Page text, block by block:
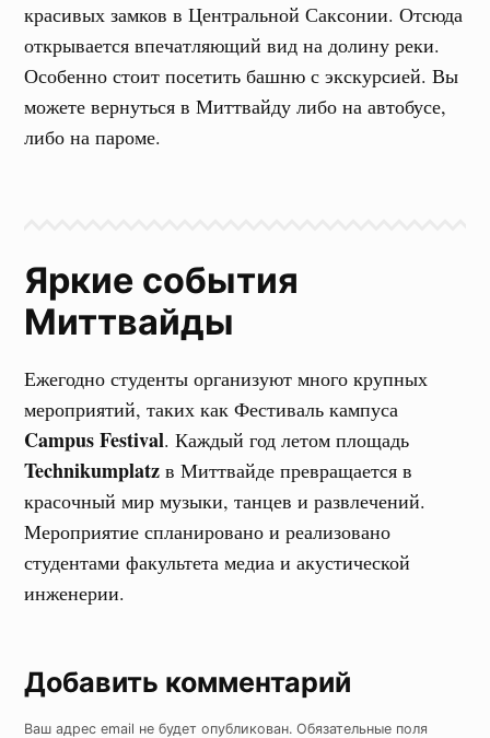
красивых замков в Центральной Саксонии. Отсюда
открывается впечатляющий вид на долину реки.
Особенно стоит посетить башню с экскурсией. Вы
можете вернуться в Миттвайду либо на автобусе,
либо на пароме.
Яркие события
Миттвайды
Ежегодно студенты организуют много крупных
мероприятий, таких как Фестиваль кампуса
Campus Festival.Каждый год летом площадь
Technikumplatz в Миттвайде превращается в
красочный мир музыки, танцев и развлечений.
Мероприятие спланировано и реализовано
студентами факультета медиа и акустической
инженерии.
Добавить комментарий
Ваш адрес email не будет опубликован. Обязательные поля